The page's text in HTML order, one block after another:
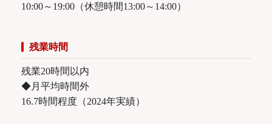
10:00～19:00（休憩時間13:00～14:00）
残業時間
残業20時間以内
◆月平均時間外
16.7時間程度（2024年実績）